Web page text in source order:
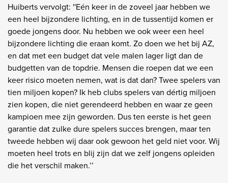
Huiberts vervolgt: ''Eén keer in de zoveel jaar hebben we
een heel bijzondere lichting, en in de tussentijd komen er
goede jongens door. Nu hebben we ook weer een heel
bijzondere lichting die eraan komt. Zo doen we het bij AZ,
en dat met een budget dat vele malen lager ligt dan de
budgetten van de topdrie. Mensen die roepen dat we een
keer risico moeten nemen, wat is dat dan? Twee spelers van
tien miljoen kopen? Ik heb clubs spelers van dértig miljoen
zien kopen, die niet gerendeerd hebben en waar ze geen
kampioen mee zijn geworden. Dus ten eerste is het geen
garantie dat zulke dure spelers succes brengen, maar ten
tweede hebben wij daar ook gewoon het geld niet voor. Wij
moeten heel trots en blij zijn dat we zelf jongens opleiden
die het verschil maken.’’